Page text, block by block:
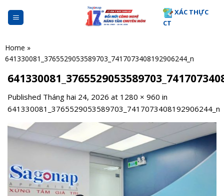
XÁC THỰC
CT
Home »
641330081_3765529053589703_7417073408192906244_n
Published Tháng hai 24, 2026 at 1280 × 960 in
641330081_3765529053589703_7417073408192906244_n